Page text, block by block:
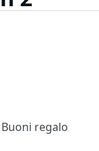
Buoni regalo